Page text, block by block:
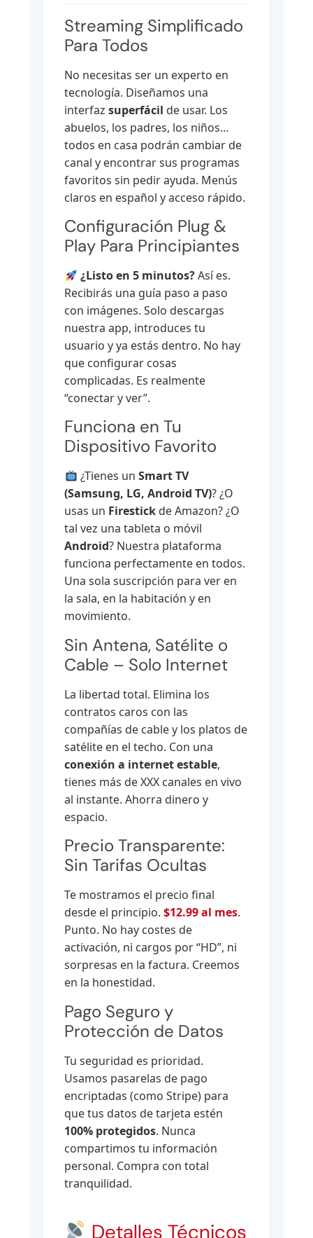
Streaming Simplificado
Para Todos
No necesitas ser un experto en
tecnología. Diseñamos una
interfazsuperfácil de usar. Los
abuelos, los padres, los niños…
todos en casa podrán cambiar de
canal y encontrar sus programas
favoritos sin pedir ayuda. Menús
claros en español y acceso rápido.
Configuración Plug &
Play Para Principiantes
¿Listo en 5 minutos?Así es.
Recibirás una guía paso a paso
con imágenes. Solo descargas
nuestra app, introduces tu
usuario y ya estás dentro. No hay
que configurar cosas
complicadas. Es realmente
“conectar y ver”.
Funciona en Tu
Dispositivo Favorito
¿Tienes un Smart TV
(Samsung, LG, Android TV)? ¿O
usas un Firestick de Amazon? ¿O
tal vez una tableta o móvil
Android? Nuestra plataforma
funciona perfectamente en todos.
Una sola suscripción para ver en
la sala, en la habitación y en
movimiento.
Sin Antena, Satélite o
Cable – Solo Internet
La libertad total. Elimina los
contratos caros con las
compañías de cable y los platos de
satélite en el techo. Con una
conexión a internet estable,
tienes más de XXX canales en vivo
al instante. Ahorra dinero y
espacio.
Precio Transparente:
Sin Tarifas Ocultas
Te mostramos el precio final
desde el principio.$12.99 al mes.
Punto. No hay costes de
activación, ni cargos por “HD”, ni
sorpresas en la factura. Creemos
en la honestidad.
Pago Seguro y
Protección de Datos
Tu seguridad es prioridad.
Usamos pasarelas de pago
encriptadas (como Stripe) para
que tus datos de tarjeta estén
100% protegidos. Nunca
compartimos tu información
personal. Compra con total
tranquilidad.
Detalles Técnicos